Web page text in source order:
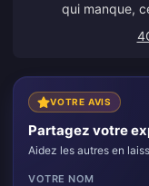
qui manque,
les recharges
VOTRE AVIS
Partagez votre
Aidez les autres en
VOTRE NOM